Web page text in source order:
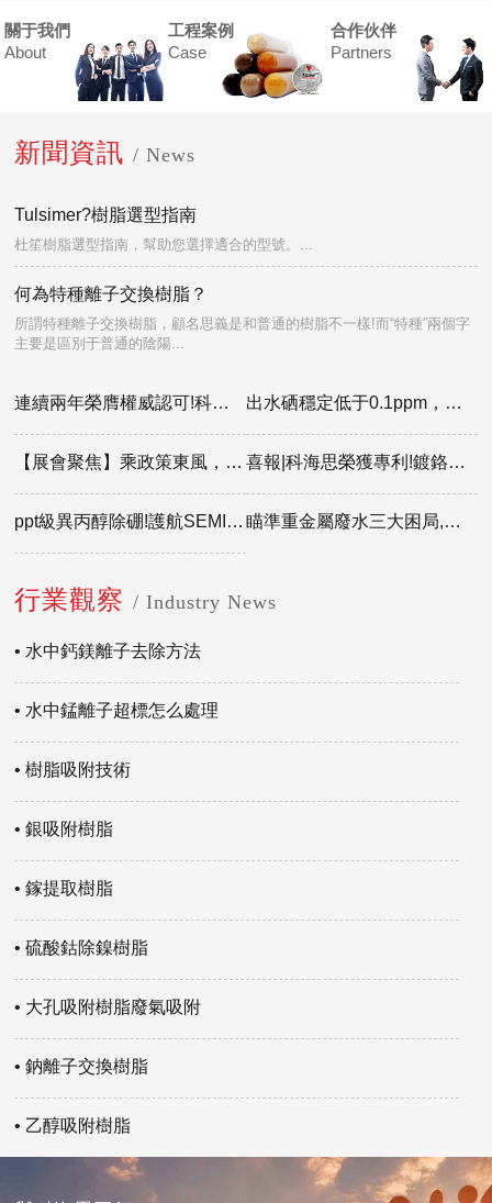
關于我們
About
工程案例
Case
合作伙伴
Partners
新聞資訊/ News
Tulsimer?樹脂選型指南
杜笙樹脂選型指南，幫助您選擇適合的型號。...
何為特種離子交換樹脂？
所謂特種離子交換樹脂，顧名思義是和普通的樹脂不一樣!而“特種”兩個字
主要是區別于普通的陰陽...
連續兩年榮膺權威認可!科海思以人才為核，再獲智聯招聘“年度優選雇主”殊榮 出水硒穩定低于0.1ppm，破解污酸提錸硒干擾!科海思樹脂新工藝升級完善
【展會聚焦】乘政策東風，創高值效益!科海思污酸提錸工藝亮相民營經濟高質量發展大會 喜報|科海思榮獲專利!鍍鉻槽液鉻酸凈化裝置，賦能企業合規降本增效
ppt級異丙醇除硼!護航SEMI G5級濕電子化學品標準 瞄準重金屬廢水三大困局,科海思0.01ppm工藝實現深度去除與資源化回收
行業觀察 / Industry News
• 水中鈣鎂離子去除方法
• 水中錳離子超標怎么處理
• 樹脂吸附技術
• 銀吸附樹脂
• 鎵提取樹脂
• 硫酸鈷除鎳樹脂
• 大孔吸附樹脂廢氣吸附
• 鈉離子交換樹脂
• 乙醇吸附樹脂